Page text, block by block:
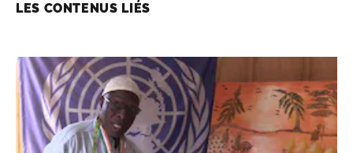
LES CONTENUS LIÉS